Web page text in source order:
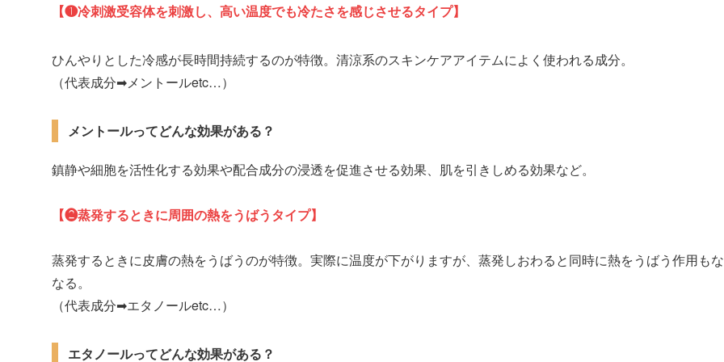
【❶冷刺激受容体を刺激し、高い温度でも冷たさを感じさせるタイプ】
ひんやりとした冷感が長時間持続するのが特徴。清涼系のスキンケアアイテムによく使われる成分。
（代表成分➡メントールetc…）
メントールってどんな効果がある？
鎮静や細胞を活性化する効果や配合成分の浸透を促進させる効果、肌を引きしめる効果など。
【❷蒸発するときに周囲の熱をうばうタイプ】
蒸発するときに皮膚の熱をうばうのが特徴。実際に温度が下がりますが、蒸発しおわると同時に熱をうばう作用も
なる。
（代表成分➡エタノールetc…）
エタノールってどんな効果がある？